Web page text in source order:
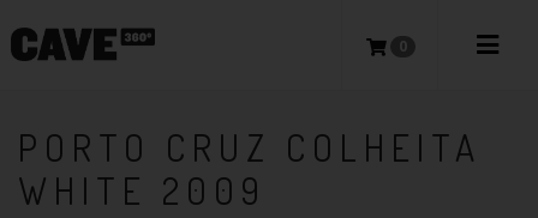
0
PORTO CRUZ COLHEITA
WHITE 2009